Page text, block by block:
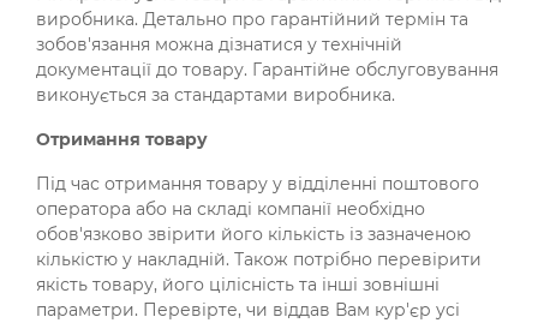
виробника. Детально про гарантійний термін та
зобов'язання можна дізнатися у технічній
документації до товару. Гарантійне обслуговування
виконується за стандартами виробника.
Отримання товару
Під час отримання товару у відділенні поштового
оператора або на складі компанії необхідно
обов'язково звірити його кількість із зазначеною
кількістю у накладній. Також потрібно перевірити
якість товару, його цілісність та інші зовнішні
параметри. Перевірте, чи віддав Вам кур'єр усі